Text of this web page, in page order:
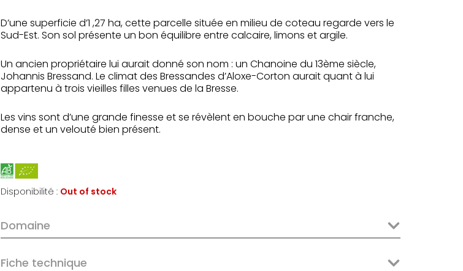
D’une superficie d’1 ,27 ha, cette parcelle située en milieu de coteau regarde vers le
Sud-Est. Son sol présente un bon équilibre entre calcaire, limons et argile.
Un ancien propriétaire lui aurait donné son nom : un Chanoine du 13ème siècle,
Johannis Bressand. Le climat des Bressandes d’Aloxe-Corton aurait quant à lui
appartenu à trois vieilles filles venues de la Bresse.
Les vins sont d’une grande finesse et se révèlent en bouche par une chair franche,
dense et un velouté bien présent.
Disponibilité : Out of stock
Domaine
Fiche technique